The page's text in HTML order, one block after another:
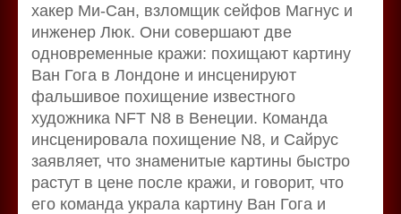
хакер Ми-Сан, взломщик сейфов Магнус и
инженер Люк. Они совершают две
одновременные кражи: похищают картину
Ван Гога в Лондоне и инсценируют
фальшивое похищение известного
художника NFT N8 в Венеции. Команда
инсценировала похищение N8, и Сайрус
заявляет, что знаменитые картины быстро
растут в цене после кражи, и говорит, что
его команда украла картину Ван Гога и